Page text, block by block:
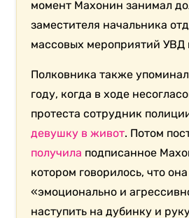
момент Махонин занимал
заместителя начальника
массовых мероприятий УВД
Полковника также
году, когда в ходе
протеста сотрудник
девушку в живот. Потом
получила подписанное
котором говорилось, что
«эмоционально и
наступить на дубинку и